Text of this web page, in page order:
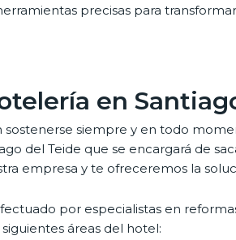
precisas para
en
siempre y en todo
del Teide que se encargará de
empresa y te ofreceremos la
por especialistas en
siguientes áreas del hotel: